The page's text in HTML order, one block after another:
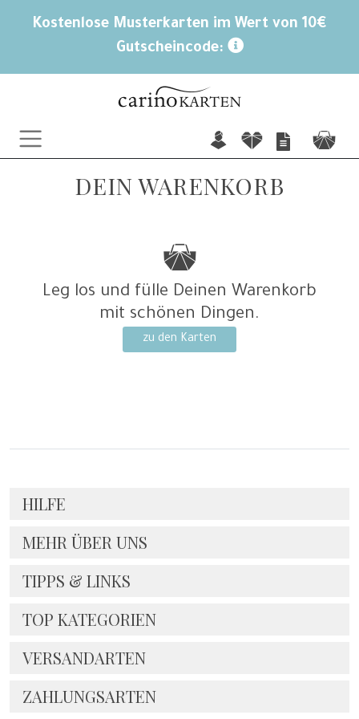
Kostenlose Musterkarten im Wert von 10€
Gutscheincode:
n f c
DEIN WARENKORB
c
Leg los und fülle Deinen Warenkorb
mit schönen Dingen.
zu den Karten
HILFE
MEHR ÜBER UNS
TIPPS & LINKS
TOP KATEGORIEN
VERSANDARTEN
ZAHLUNGSARTEN